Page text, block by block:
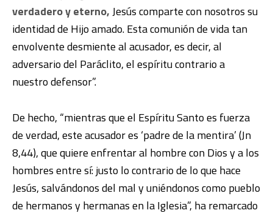
verdadero y eterno,Jesús comparte con nosotros su
identidad de Hijo amado. Esta comunión de vida tan
envolvente desmiente al acusador, es decir, al
adversario del Paráclito, el espíritu contrario a
nuestro defensor”.
De hecho, “mientras que el Espíritu Santo es fuerza
de verdad, este acusador es ‘padre de la mentira’ (Jn
8,44), que quiere enfrentar al hombre con Dios y a los
hombres entre sí: justo lo contrario de lo que hace
Jesús, salvándonos del mal y uniéndonos como pueblo
de hermanos y hermanas en la Iglesia”, ha remarcado